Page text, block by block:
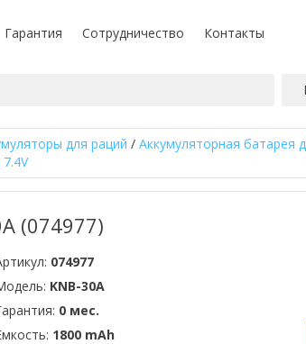
Гарантия Сотрудничество Контакты
для раций / Аккумуляторная батарея
(074977)
074977
KNB-30A
0 мес.
1800 mAh